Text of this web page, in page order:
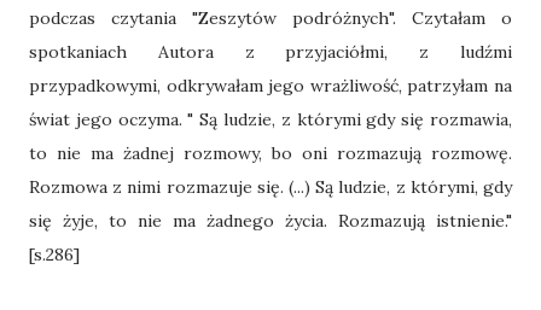
podczas czytania "Zeszytów podróżnych". Czytałam o
spotkaniach Autora z przyjaciółmi, z ludźmi
przypadkowymi, odkrywałam jego wrażliwość, patrzyłam na
świat jego oczyma. " Są ludzie, z którymi gdy się rozmawia,
to nie ma żadnej rozmowy, bo oni rozmazują rozmowę.
Rozmowa z nimi rozmazuje się. (...) Są ludzie, z którymi, gdy
się żyje, to nie ma żadnego życia. Rozmazują istnienie."
[s.286]